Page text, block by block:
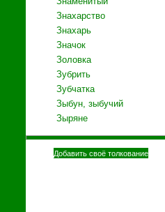
Знахарство
Знахарь
Значок
Золовка
Зубрить
Зубчатка
Зыбун, зыбучий
Зыряне
Добавить своё толкование